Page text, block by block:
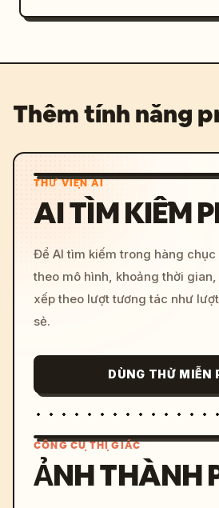
Thêm tính năng
THƯ VIỆN AI
AI TÌM KIẾM
Để AI tìm kiếm trong hàng
theo mô hình, khoảng thời
xếp theo lượt tương tác như
sẻ.
DÙNG THỬ MIỄN
CÔNG CỤ THỊ GIÁC
ẢNH THÀNH